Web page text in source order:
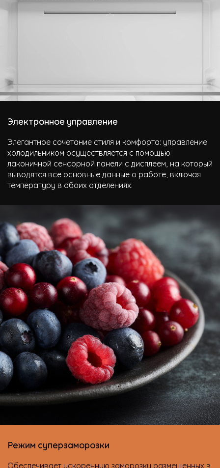
Электронное управление
Элегантное сочетание стиля и комфорта: управление
холодильником осуществляется с помощью
лаконичной сенсорной панели с дисплеем, на который
выводятся все основные данные о работе, включая
температуру в обоих отделениях.
Режим суперзаморозки
Обеспечивает ускоренную заморозку размещенных в